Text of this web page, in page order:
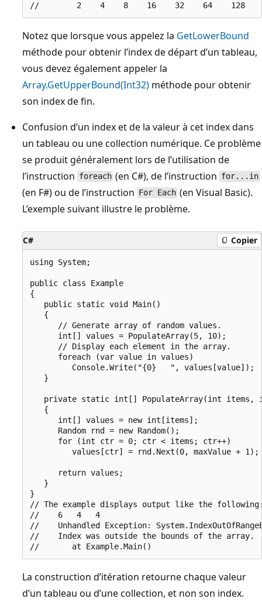
Notez que lorsque vous appelez la GetLowerBound
méthode pour obtenir l’index de départ d’un tableau,
vous devez également appeler la
Array.GetUpperBound(Int32) méthode pour obtenir
son index de fin.
Confusion d’un index et de la valeur à cet index dans
un tableau ou une collection numérique. Ce problème
se produit généralement lors de l’utilisation de
l’instruction foreach (en C#), de l’instruction for...in
(en F#) ou de l’instruction For Each (en Visual Basic).
L’exemple suivant illustre le problème.
C# Copier
using System;
public class Example
{
   public static void Main()
   {
      // Generate array of random values.
      int[] values = PopulateArray(5, 10);
      // Display each element in the array.
      foreach (var value in values)
         Console.Write("{0}   ", values[value]);
   }
private static int[] PopulateArray(int items,
   {
      int[] values = new int[items];
      Random rnd = new Random();
      for (int ctr = 0; ctr < items; ctr++)
         values[ctr] = rnd.Next(0, maxValue + 1);
      return values;
   }
}
// The example displays output like the
//    6   4   4
//    Unhandled Exception:
//    Index was outside the bounds of the array.
La construction d’itération retourne chaque valeur
d’un tableau ou d’une collection, et non son index.